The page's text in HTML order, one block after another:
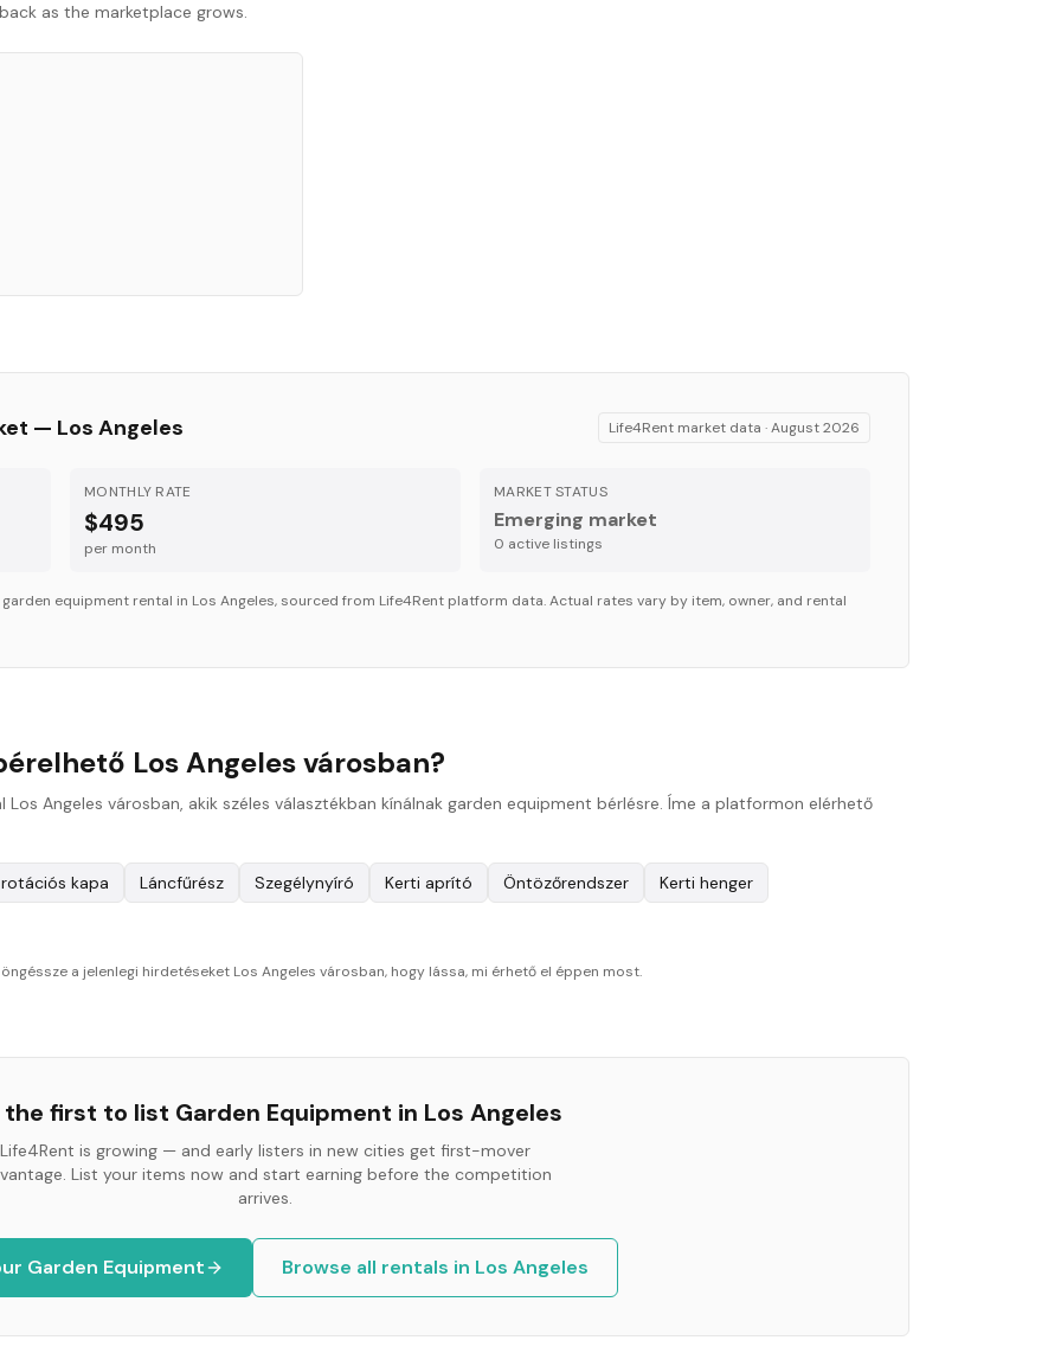
as the marketplace grows.
— Los Angeles Life4Rent market data ·August 2026
MONTHLY RATE
$495
per month
MARKET STATUS
Emerging market
0 active listings
garden equipment rental in Los Angeles, sourced from Life4Rent platform data. Actual rates vary by item, owner, and rental
Los Angeles városban?
Angeles városban, akik széles választékban kínálnak garden equipment bérlésre. Íme a platformon elérhető
kapa Láncfűrész Szegélynyíró Kerti aprító Öntözőrendszer Kerti henger
a jelenlegi hirdetéseket Los Angeles városban, hogy lássa, mi érhető el éppen most.
the first to list Garden Equipment in Los Angeles
Life4Rent is growing — and early listers in new cities get first-mover
List your items now and start earning before the competition
arrives.
Garden Equipment Browse all rentals in Los Angeles